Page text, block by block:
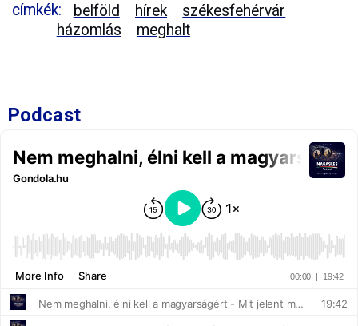
címkék: belföld hírek
székesfehérvár
házomlás
meghalt
Podcast